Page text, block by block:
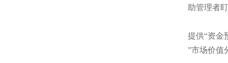
助管理者
提供“资金
”市场价值